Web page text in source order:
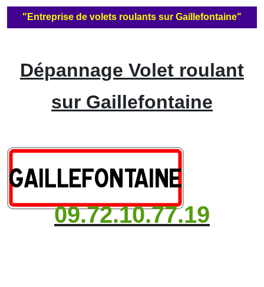
"Entreprise de volets roulants sur Gaillefontaine"
Dépannage Volet roulant
sur Gaillefontaine
09.72.10.77.19